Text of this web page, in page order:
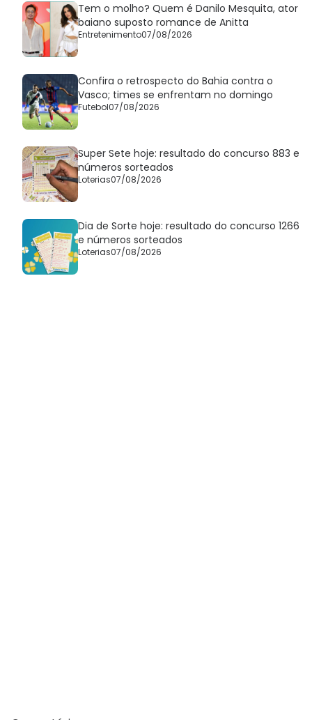
Tem o molho? Quem é Danilo Mesquita, ator
baiano suposto romance de Anitta
Entretenimento07/08/2026
Confira o retrospecto do Bahia contra o
Vasco; times se enfrentam no domingo
Futebol07/08/2026
Super Sete hoje: resultado do concurso 883 e
números sorteados
Loterias07/08/2026
Dia de Sorte hoje: resultado do concurso 1266
e números sorteados
Loterias07/08/2026